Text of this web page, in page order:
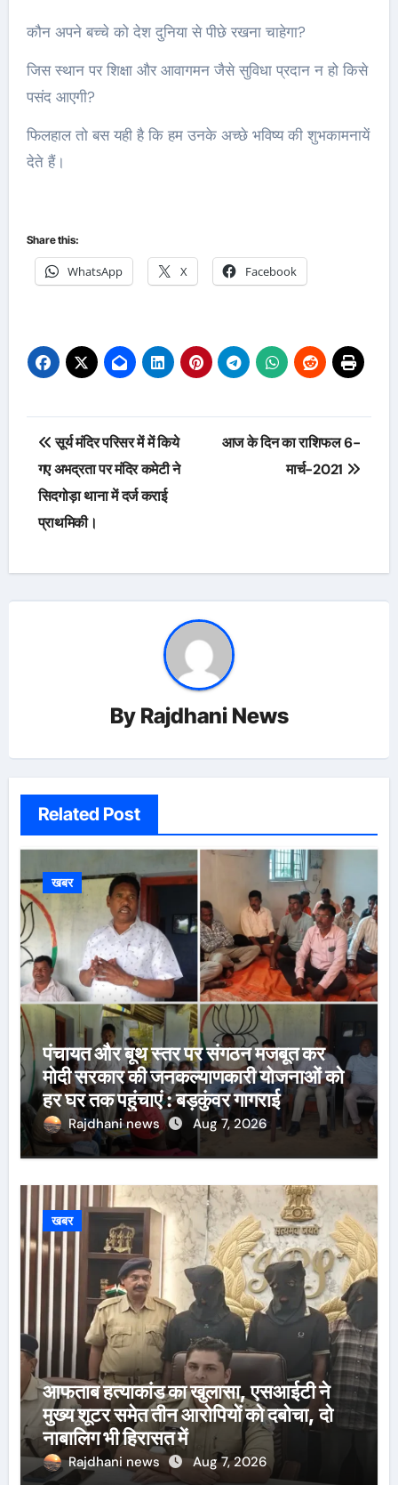
कौन अपने बच्चे को देश दुनिया से पीछे रखना चाहेगा?
जिस स्थान पर शिक्षा और आवागमन जैसे सुविधा प्रदान न हो किसे
पसंद आएगी?
फिलहाल तो बस यही है कि हम उनके अच्छे भविष्य की शुभकामनायें
देते हैं।
Share this:
WhatsApp X Facebook
Post
navigation
सूर्य मंदिर परिसर में में किये
गए अभद्रता पर मंदिर कमेटी ने
सिदगोड़ा थाना में दर्ज कराई
प्राथमिकी।
आज के दिन का राशिफल 6-
मार्च-2021
By Rajdhani News
Related Post
खबर
पंचायत और बूथ स्तर पर संगठन मजबूत कर
मोदी सरकार की जनकल्याणकारी योजनाओं को
हर घर तक पहुंचाएं : बड़कुंवर गागराई
Rajdhani news Aug 7, 2026
खबर
आफताब हत्याकांड का खुलासा, एसआईटी ने
मुख्य शूटर समेत तीन आरोपियों को दबोचा, दो
नाबालिग भी हिरासत में
Rajdhani news Aug 7, 2026